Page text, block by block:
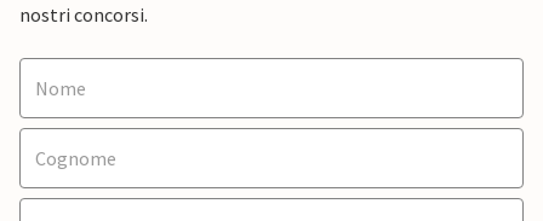
nostri concorsi.